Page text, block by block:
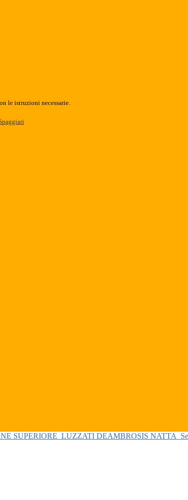
le istruzioni necessarie.
SUPERIORE LUZZATI DEAMBROSIS NATTA